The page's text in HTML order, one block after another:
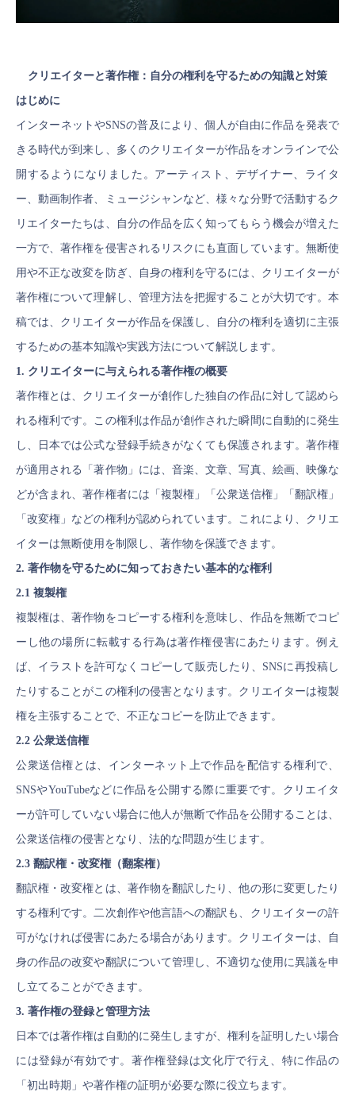
クリエイターと著作権：自分の権利を守るための知識と対策
はじめに
インターネットやSNSの普及により、個人が自由に作品を発表で
きる時代が到来し、多くのクリエイターが作品をオンラインで公
開するようになりました。アーティスト、デザイナー、ライタ
ー、動画制作者、ミュージシャンなど、様々な分野で活動するク
リエイターたちは、自分の作品を広く知ってもらう機会が増えた
一方で、著作権を侵害されるリスクにも直面しています。無断使
用や不正な改変を防ぎ、自身の権利を守るには、クリエイターが
著作権について理解し、管理方法を把握することが大切です。本
稿では、クリエイターが作品を保護し、自分の権利を適切に主張
するための基本知識や実践方法について解説します。
1. クリエイターに与えられる著作権の概要
著作権とは、クリエイターが創作した独自の作品に対して認めら
れる権利です。この権利は作品が創作された瞬間に自動的に発生
し、日本では公式な登録手続きがなくても保護されます。著作権
が適用される「著作物」には、音楽、文章、写真、絵画、映像な
どが含まれ、著作権者には「複製権」「公衆送信権」「翻訳権」
「改変権」などの権利が認められています。これにより、クリエ
イターは無断使用を制限し、著作物を保護できます。
2. 著作物を守るために知っておきたい基本的な権利
2.1 複製権
複製権は、著作物をコピーする権利を意味し、作品を無断でコピ
ーし他の場所に転載する行為は著作権侵害にあたります。例え
ば、イラストを許可なくコピーして販売したり、SNSに再投稿し
たりすることがこの権利の侵害となります。クリエイターは複製
権を主張することで、不正なコピーを防止できます。
2.2 公衆送信権
公衆送信権とは、インターネット上で作品を配信する権利で、
SNSやYouTubeなどに作品を公開する際に重要です。クリエイタ
ーが許可していない場合に他人が無断で作品を公開することは、
公衆送信権の侵害となり、法的な問題が生じます。
2.3 翻訳権・改変権（翻案権）
翻訳権・改変権とは、著作物を翻訳したり、他の形に変更したり
する権利です。二次創作や他言語への翻訳も、クリエイターの許
可がなければ侵害にあたる場合があります。クリエイターは、自
身の作品の改変や翻訳について管理し、不適切な使用に異議を申
し立てることができます。
3. 著作権の登録と管理方法
日本では著作権は自動的に発生しますが、権利を証明したい場合
には登録が有効です。著作権登録は文化庁で行え、特に作品の
「初出時期」や著作権の証明が必要な際に役立ちます。